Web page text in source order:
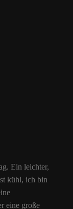
Ein leichter,
kühl, ich bin
eine große